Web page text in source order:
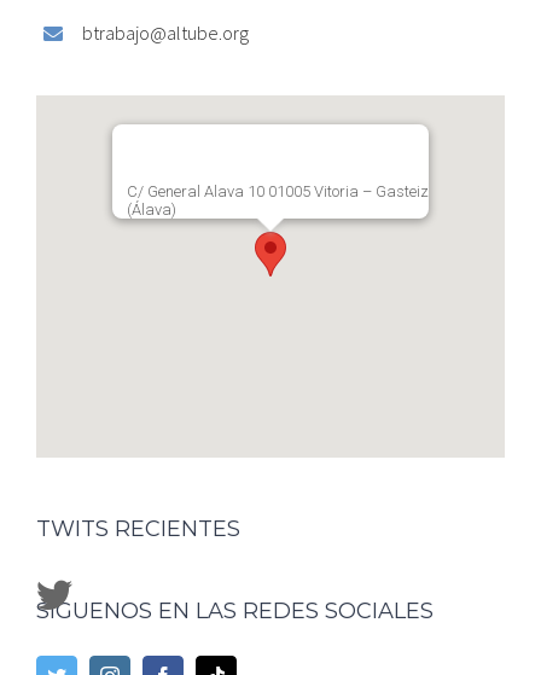
btrabajo@altube.org
C/ General Alava 10 01005 Vitoria – Gasteiz
(Álava)
TWITS RECIENTES
SÍGUENOS EN LAS REDES SOCIALES